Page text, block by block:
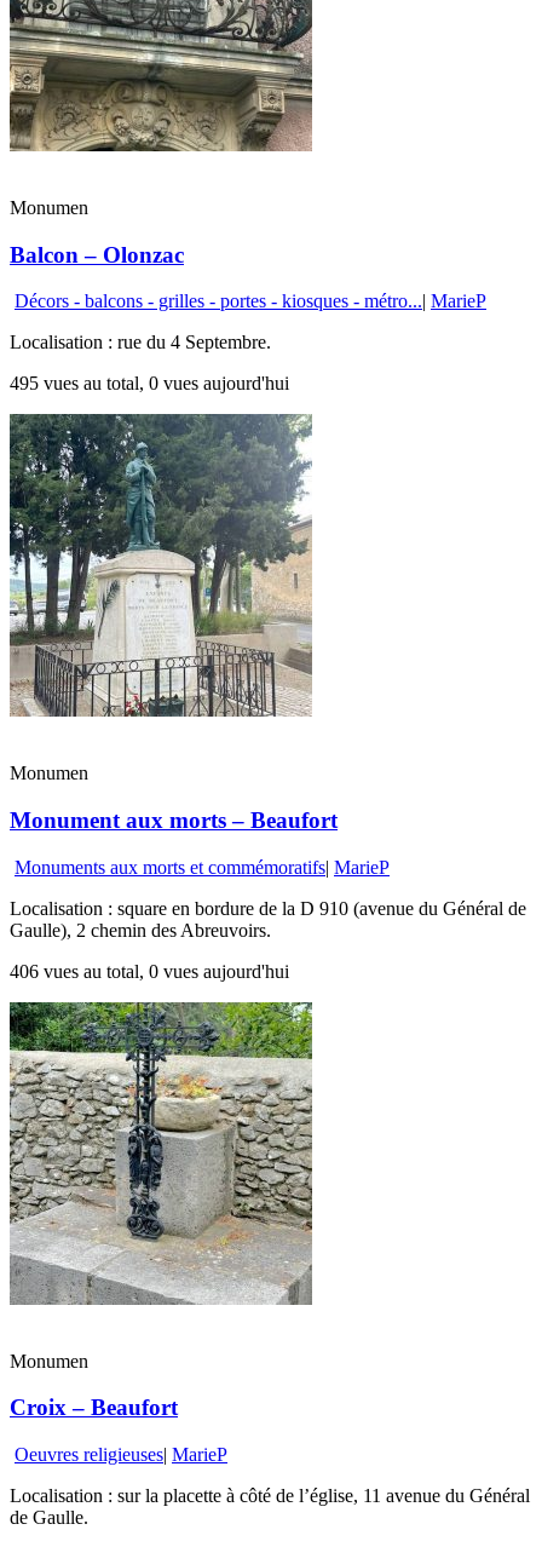
Monumen
Balcon – Olonzac
Décors - balcons - grilles - portes - kiosques - métro...| MarieP
Localisation : rue du 4 Septembre.
495 vues au total, 0 vues aujourd'hui
Monumen
Monument aux morts – Beaufort
Monuments aux morts et commémoratifs| MarieP
Localisation : square en bordure de la D 910 (avenue du Général de
Gaulle), 2 chemin des Abreuvoirs.
406 vues au total, 0 vues aujourd'hui
Monumen
Croix – Beaufort
Oeuvres religieuses| MarieP
Localisation : sur la placette à côté de l’église, 11 avenue du Général
de Gaulle.